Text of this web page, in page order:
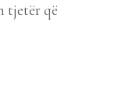
tjetër që